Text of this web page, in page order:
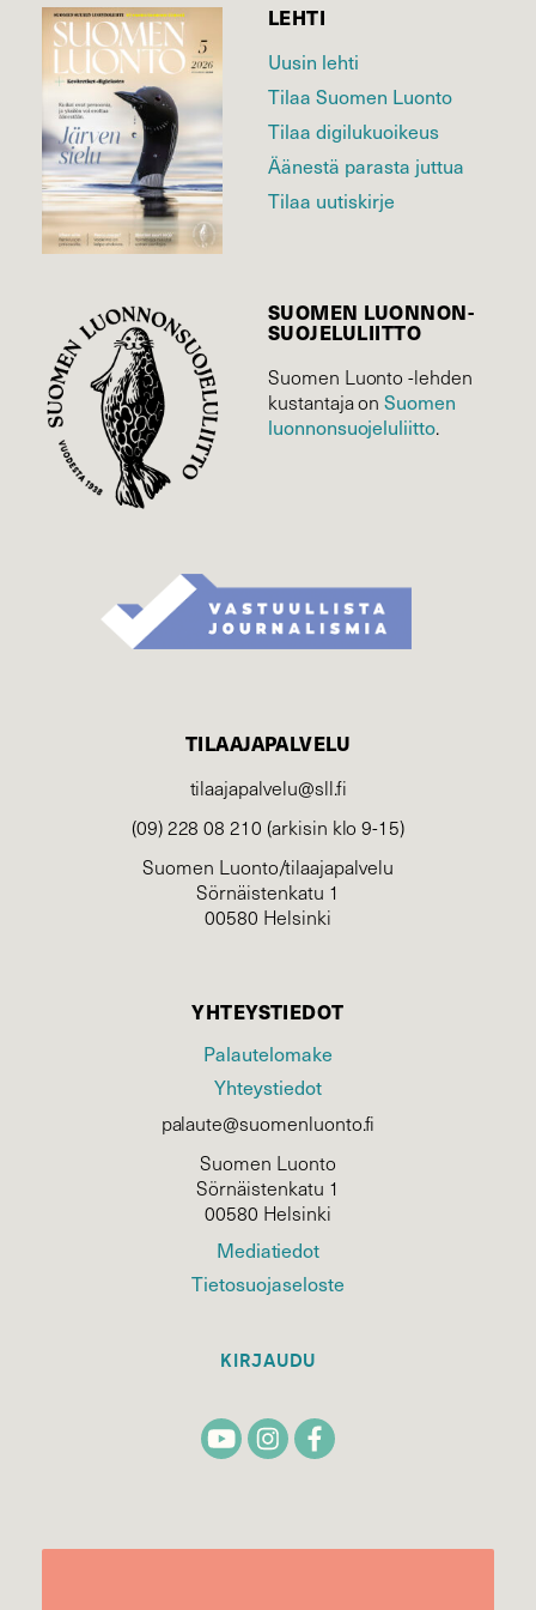
LEHTI
Uusin lehti
Tilaa Suomen Luonto
Tilaa digilukuoikeus
Äänestä parasta juttua
Tilaa uutiskirje
SUOMEN LUONNON­
SUOJELU­LIITTO
Suomen Luonto -lehden
kustantaja onSuomen
luonnonsuojelu­liitto.
TILAAJAPALVELU
tilaajapalvelu@sll.fi
(09) 228 08 210 (arkisin klo 9-15)
Suomen Luonto/tilaajapalvelu
Sörnäistenkatu 1
00580 Helsinki
YHTEYSTIEDOT
Palautelomake
Yhteystiedot
palaute@suomenluonto.fi
Suomen Luonto
Sörnäistenkatu 1
00580 Helsinki
Mediatiedot
Tietosuojaseloste
KIRJAUDU